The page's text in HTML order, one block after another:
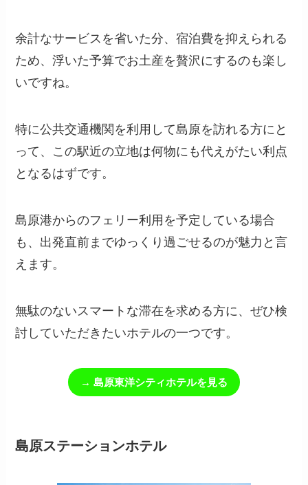
余計なサービスを省いた分、宿泊費を抑えられる
ため、浮いた予算でお土産を贅沢にするのも楽し
いですね。
特に公共交通機関を利用して島原を訪れる方にと
って、この駅近の立地は何物にも代えがたい利点
となるはずです。
島原港からのフェリー利用を予定している場合
も、出発直前までゆっくり過ごせるのが魅力と言
えます。
無駄のないスマートな滞在を求める方に、ぜひ検
討していただきたいホテルの一つです。
→ 島原東洋シティホテルを見る
島原ステーションホテル